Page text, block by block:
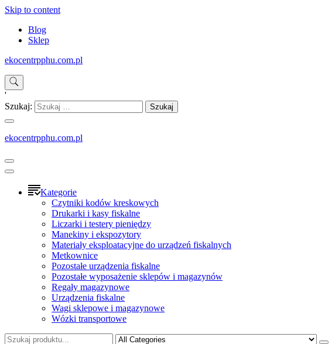
Skip to content
Blog
Sklep
ekocentrpphu.com.pl
'
Szukaj:
ekocentrpphu.com.pl
Kategorie
Czytniki kodów kreskowych
Drukarki i kasy fiskalne
Liczarki i testery pieniędzy
Manekiny i ekspozytory
Materiały eksploatacyjne do urządzeń fiskalnych
Metkownice
Pozostałe urządzenia fiskalne
Pozostałe wyposażenie sklepów i magazynów
Regały magazynowe
Urządzenia fiskalne
Wagi sklepowe i magazynowe
Wózki transportowe